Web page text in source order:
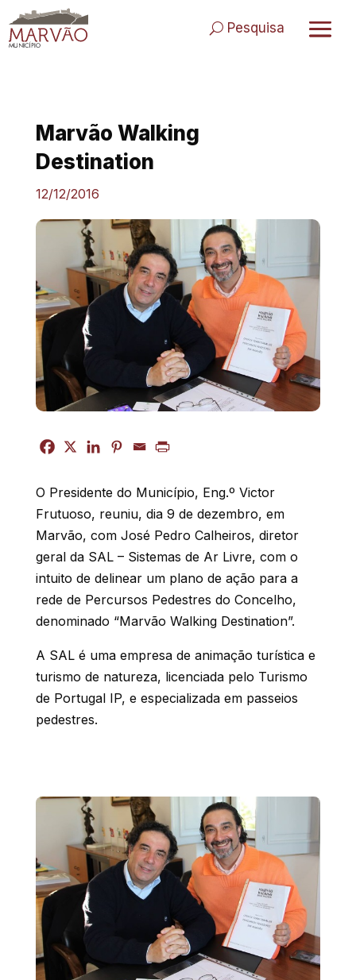
to
content
Pesquisa
Marvão Walking
Destination
12/12/2016
O Presidente do Município, Eng.º Victor
Frutuoso, reuniu, dia 9 de dezembro, em
Marvão, com José Pedro Calheiros, diretor
geral da SAL – Sistemas de Ar Livre, com o
intuito de delinear um plano de ação para a
rede de Percursos Pedestres do Concelho,
denominado “Marvão Walking Destination”.
A SAL é uma empresa de animação turística e
turismo de natureza, licenciada pelo Turismo
de Portugal IP, e especializada em passeios
pedestres.